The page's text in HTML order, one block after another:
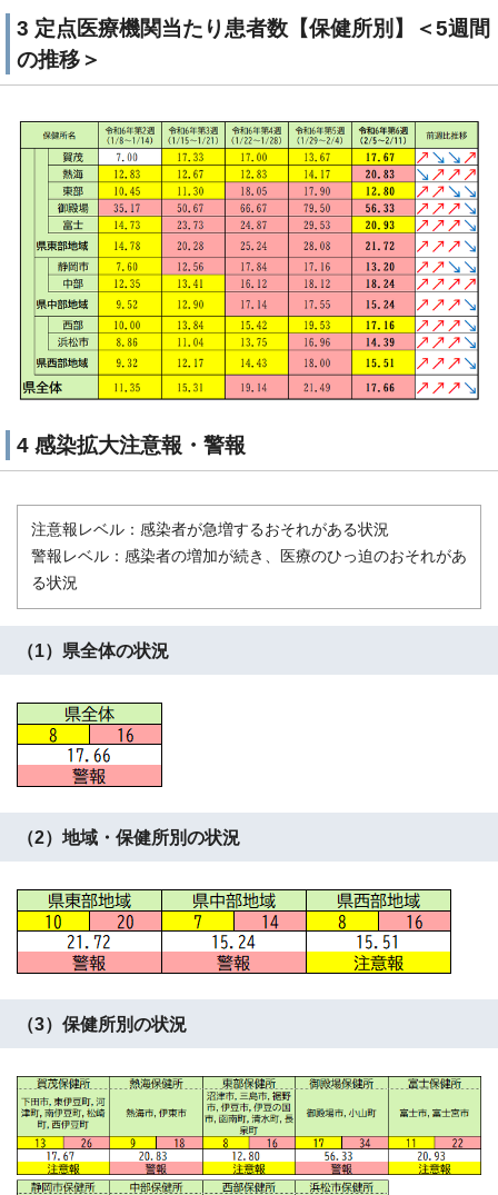
3 定点医療機関当たり患者数【保健所別】＜5週間
の推移＞
4 感染拡大注意報・警報
注意報レベル：感染者が急増するおそれがある状況
警報レベル：感染者の増加が続き、医療のひっ迫のおそれがあ
る状況
（1）県全体の状況
（2）地域・保健所別の状況
（3）保健所別の状況